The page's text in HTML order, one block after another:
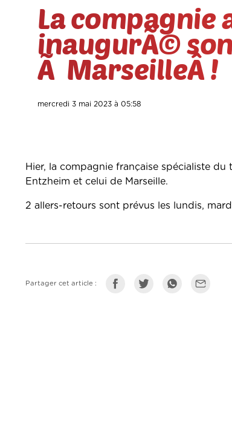
La compagnie
inaugurÃ©
Ã MarseilleÂ !
mercredi 3 mai 2023 à 05:58
Hier, la compagnie française spécialiste
Entzheim et celui de Marseille.
2 allers-retours sont prévus les lundis,
Partager cet article :